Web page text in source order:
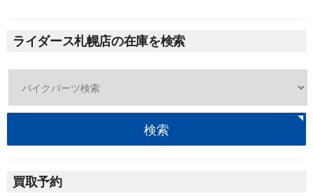
ライダース札幌店の在庫を検索
検索
買取予約